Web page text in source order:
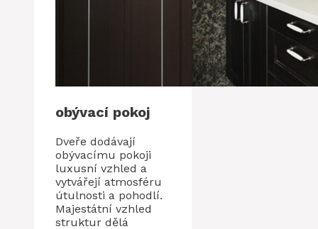
obývací pokoj
Dveře dodávají
obývacímu pokoji
luxusní vzhled a
vytvářejí atmosféru
útulnosti a pohodlí.
Majestátní vzhled
struktur dělá